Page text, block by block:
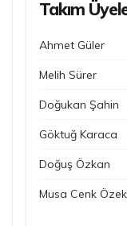
Takım
Ahmet Güler
Melih Sürer
Doğukan Şahin
Göktuğ Karaca
Doğuş Özkan
Musa Cenk